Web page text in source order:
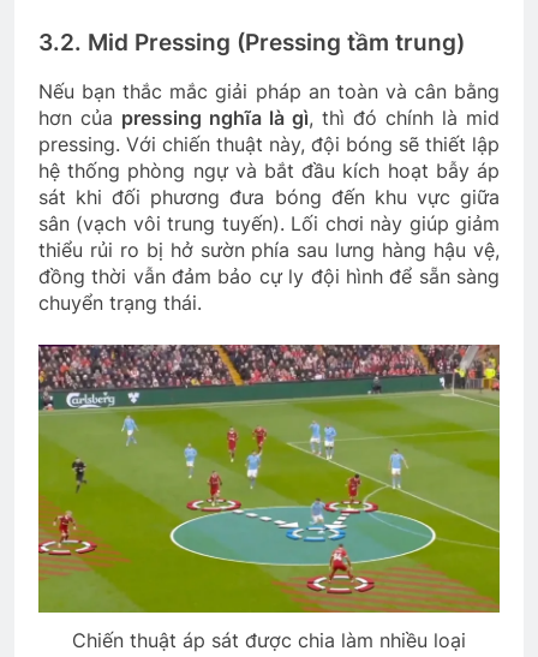
3.2. Mid Pressing (Pressing tầm trung)
Nếu bạn thắc mắc giải pháp an toàn và cân bằng
hơn của pressing nghĩa là gì, thì đó chính là mid
pressing. Với chiến thuật này, đội bóng sẽ thiết lập
hệ thống phòng ngự và bắt đầu kích hoạt bẫy áp
sát khi đối phương đưa bóng đến khu vực giữa
sân (vạch vôi trung tuyến). Lối chơi này giúp giảm
thiểu rủi ro bị hở sườn phía sau lưng hàng hậu vệ,
đồng thời vẫn đảm bảo cự ly đội hình để sẵn sàng
chuyển trạng thái.
Chiến thuật áp sát được chia làm nhiều loại